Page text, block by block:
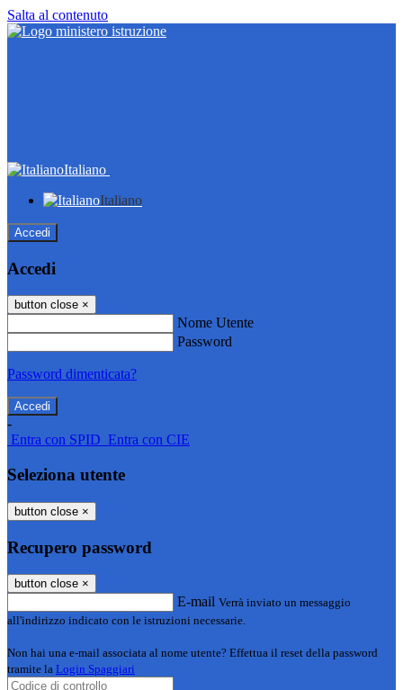
Salta al contenuto
Italiano
Italiano
Accedi
Accedi
button close ×
Nome Utente
Password
Password dimenticata?
-
Entra con SPID Entra con CIE
Seleziona utente
button close ×
Recupero password
button close ×
E-mail Verrà inviato un messaggio
all'indirizzo indicato con le istruzioni necessarie.
Non hai una e-mail associata al nome utente? Effettua il reset della password
tramite la Login Spaggiari